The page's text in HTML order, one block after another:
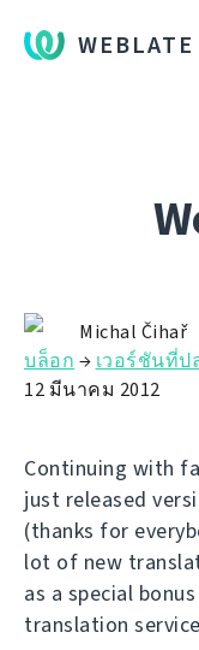
WEBLATE
Michal Čihař
บล็อก → เวอร์ชันที่
12 มีนาคม 2012
Continuing with
just released
(thanks for
lot of new
as a special
translation